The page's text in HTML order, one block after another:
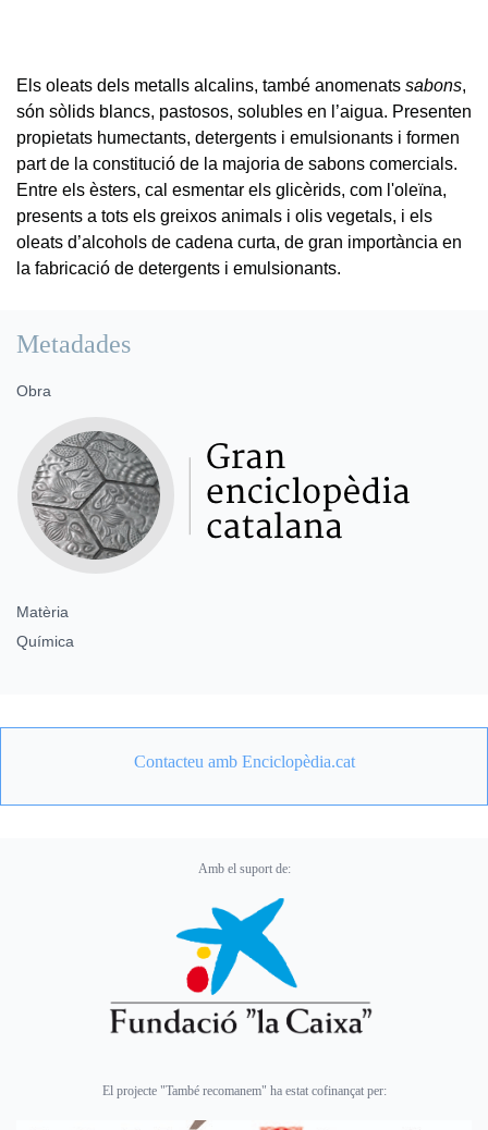
Els oleats dels metalls alcalins, també anomenats sabons,
són sòlids blancs, pastosos, solubles en l’aigua. Presenten
propietats humectants, detergents i emulsionants i formen
part de la constitució de la majoria de sabons comercials.
Entre els èsters, cal esmentar els glicèrids, com l'oleïna,
presents a tots els greixos animals i olis vegetals, i els
oleats d’alcohols de cadena curta, de gran importància en
la fabricació de detergents i emulsionants.
Metadades
Obra
Matèria
Química
Contacteu amb Enciclopèdia.cat
Amb el suport de:
El projecte "També recomanem" ha estat cofinançat per: